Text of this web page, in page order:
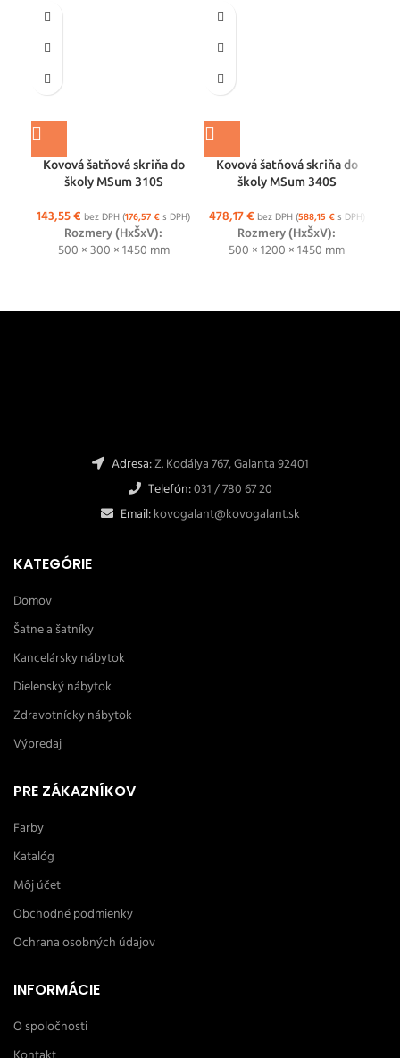
Kovová šatňová skriňa do
školy MSum 310S
143,55€ bez DPH (176,57€s DPH)
Rozmery (HxŠxV):
500 × 300 × 1450 mm
Kovová šatňová skriňa do
školy MSum 340S
478,17€ bez DPH (588,15 €s DPH)
Rozmery (HxŠxV):
500 × 1200 × 1450 mm
Adresa:Z. Kodálya 767, Galanta 92401
Telefón:031 / 780 67 20
Email:kovogalant@kovogalant.sk
KATEGÓRIE
Domov
Šatne a šatníky
Kancelársky nábytok
Dielenský nábytok
Zdravotnícky nábytok
Výpredaj
PRE ZÁKAZNÍKOV
Farby
Katalóg
Môj účet
Obchodné podmienky
Ochrana osobných údajov
INFORMÁCIE
O spoločnosti